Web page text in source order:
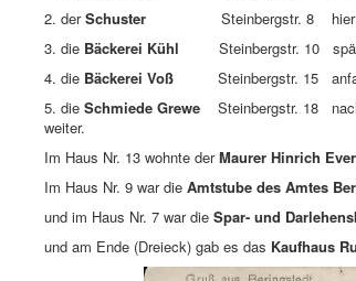
2. derSchuster Steinbergstr. 8 hier
3. die Bäckerei Kühl Steinbergstr. 10
4. die Bäckerei Voß
Steinbergstr. 15
5. die Schmiede Grewe Steinbergstr. 18
weiter.
Im Haus Nr. 13 wohnte derMaurer Hinrich
Im Haus Nr. 9 war die Amtstube des Amtes
und im Haus Nr. 7 war die Spar- und
und am Ende (Dreieck) gab es das Kaufhaus